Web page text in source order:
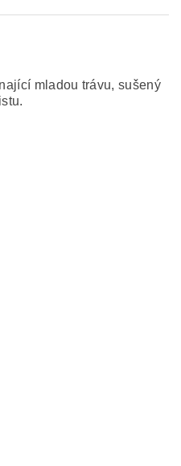
mladou trávu, sušený